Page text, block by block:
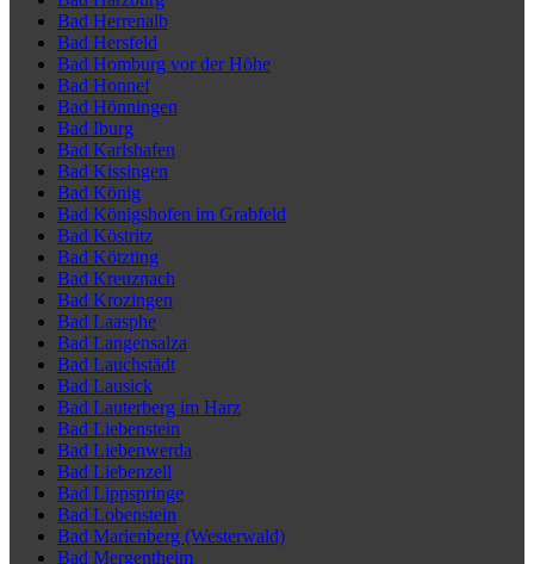
Bad Herrenalb
Bad Hersfeld
Bad Homburg vor der Höhe
Bad Honnef
Bad Hönningen
Bad Iburg
Bad Karlshafen
Bad Kissingen
Bad König
Bad Königshofen im Grabfeld
Bad Köstritz
Bad Kötzting
Bad Kreuznach
Bad Krozingen
Bad Laasphe
Bad Langensalza
Bad Lauchstädt
Bad Lausick
Bad Lauterberg im Harz
Bad Liebenstein
Bad Liebenwerda
Bad Liebenzell
Bad Lippspringe
Bad Lobenstein
Bad Marienberg (Westerwald)
Bad Mergentheim